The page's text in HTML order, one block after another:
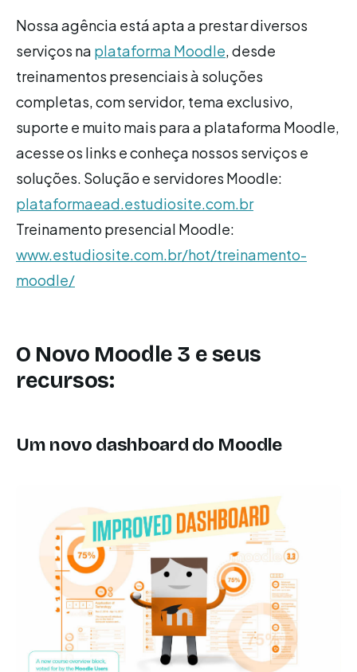
Nossa agência está apta a prestar diversos
serviços na plataforma Moodle, desde
treinamentos presenciais à soluções
completas, com servidor, tema exclusivo,
suporte e muito mais para a plataforma Moodle,
acesse os links e conheça nossos serviços e
soluções. Solução e servidores Moodle:
plataformaead.estudiosite.com.br
Treinamento presencial Moodle:
www.estudiosite.com.br/hot/treinamento-
moodle/
O Novo Moodle 3 e seus
recursos:
Um novo dashboard do Moodle